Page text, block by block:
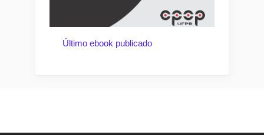
Último ebook publicado